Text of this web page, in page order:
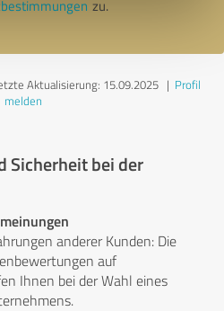
zu.
Aktualisierung: 15.09.2025| Profil
melden
Sicherheit bei der
anderer Kunden: Die
auf
Ihnen bei der Wahl eines